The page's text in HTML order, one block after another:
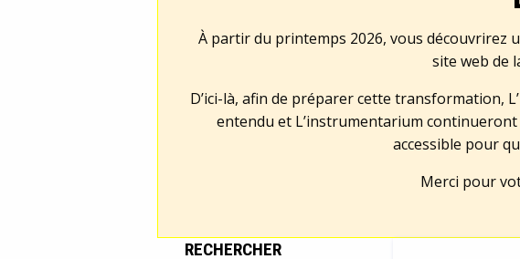
À partir du printemps 2026, vous découvrirez
site web de
D’ici-là, afin de préparer cette transformation,
entendu et L’instrumentarium continueront
accessible pour
Merci pour
RECHERCHER